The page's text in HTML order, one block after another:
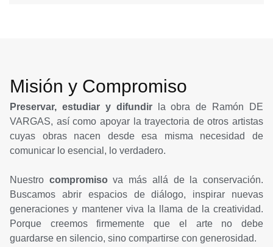
Misión y Compromiso
Preservar, estudiar y difundirla obra de Ramón DE
VARGAS, así como apoyar la trayectoria de otros artistas
cuyas obras nacen desde esa misma necesidad de
comunicar lo esencial, lo verdadero.
Nuestro compromiso va más allá de la conservación.
Buscamos abrir espacios de diálogo, inspirar nuevas
generaciones y mantener viva la llama de la creatividad.
Porque creemos firmemente que el arte no debe
guardarse en silencio, sino compartirse con generosidad.